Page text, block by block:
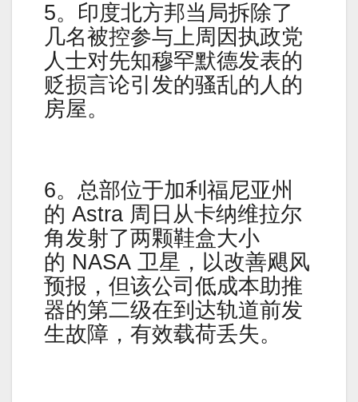
5。印度北方邦当局拆除了
几名被控参与上周因执政党
人士对先知穆罕默德发表的
贬损言论引发的骚乱的人的
房屋。
6。总部位于加利福尼亚州
的 Astra 周日从卡纳维拉尔
角发射了两颗鞋盒大小
的 NASA 卫星，以改善飓风
预报，但该公司低成本助推
器的第二级在到达轨道前发
生故障，有效载荷丢失。